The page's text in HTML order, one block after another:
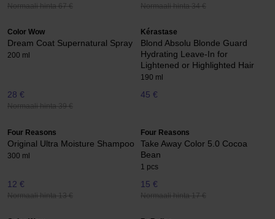
Normaali hinta 67 € Normaali hinta 34 €
Color Wow
Dream Coat Supernatural Spray
200 ml
28 €
Normaali hinta 39 €
Kérastase
Blond Absolu Blonde Guard
Hydrating Leave-In for
Lightened or Highlighted Hair
190 ml
45 €
Four Reasons
Original Ultra Moisture Shampoo
300 ml
12 €
Normaali hinta 13 €
Four Reasons
Take Away Color 5.0 Cocoa
Bean
1 pcs
15 €
Normaali hinta 17 €